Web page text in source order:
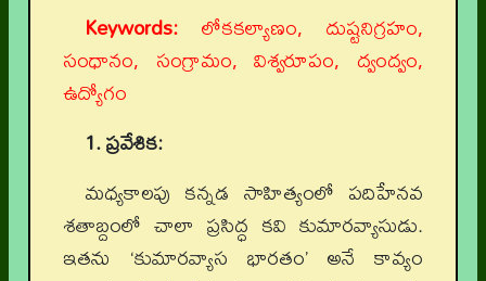
Keywords: లోకకల్యాణం, దుష్టనిగ్రహం,
సంధానం, సంగ్రామం, విశ్వరూపం, ద్వంద్వం,
ఉద్యోగం
1. ప్రవేశిక:
మధ్యకాలపు కన్నడ సాహిత్యంలో పదిహేనవ
శతాబ్దంలో చాలా ప్రసిద్ధ కవి కుమారవ్యాసుడు.
ఇతను ‘కుమారవ్యాస భారతం’ అనే కావ్యం